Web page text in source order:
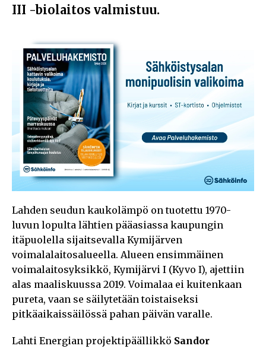
III -biolaitos valmistuu.
Lahden seudun kaukolämpö on tuotettu 1970-
luvun lopulta lähtien pääasiassa kaupungin
itäpuolella sijaitsevalla Kymijärven
voimalalaitosalueella. Alueen ensimmäinen
voimalaitosyksikkö, Kymijärvi I (Kyvo I), ajettiin
alas maaliskuussa 2019. Voimalaa ei kuitenkaan
pureta, vaan se säilytetään toistaiseksi
pitkäaikaissäilössä pahan päivän varalle.
Lahti Energian projektipäällikkö Sandor